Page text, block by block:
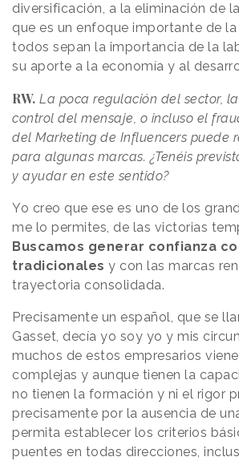
diversificación, a la eliminación de
que es un enfoque importante de
todos sepan la importancia de la
su aporte a la economía y al
RW. La poca regulación del sector,
control del mensaje, o incluso el
del Marketing de Influencers puede
para algunas marcas. ¿Tenéis
y ayudar en este sentido?
Yo creo que ese es uno de los
me lo permites, de las victorias
Buscamos generar confianza
tradicionales y con las marcas
trayectoria consolidada.
Precisamente un español, que se
Gasset, decía yo soy yo y mis
muchos de estos empresarios
complejas y aunque tienen la
no tienen la formación y ni el rigor
precisamente por la ausencia de
permita establecer los criterios
puentes en todas direcciones,